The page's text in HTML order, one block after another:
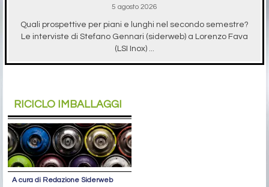
5 agosto 2026
Quali prospettive per piani e lunghi nel secondo semestre?
Le interviste di Stefano Gennari (siderweb) a Lorenzo Fava
(LSI Inox) ...
RICICLO IMBALLAGGI
A cura di Redazione Siderweb